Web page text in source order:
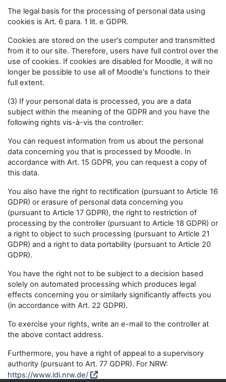
The legal basis for the processing of personal data using
cookies is Art. 6 para. 1 lit. e GDPR.
Cookies are stored on the user's computer and transmitted
from it to our site. Therefore, users have full control over the
use of cookies. If cookies are disabled for Moodle, it will no
longer be possible to use all of Moodle's functions to their
full extent.
(3) If your personal data is processed, you are a data
subject within the meaning of the GDPR and you have the
following rights vis-à-vis the controller:
You can request information from us about the personal
data concerning you that is processed by Moodle. In
accordance with Art. 15 GDPR, you can request a copy of
this data.
You also have the right to rectification (pursuant to Article 16
GDPR) or erasure of personal data concerning you
(pursuant to Article 17 GDPR), the right to restriction of
processing by the controller (pursuant to Article 18 GDPR) or
a right to object to such processing (pursuant to Article 21
GDPR) and a right to data portability (pursuant to Article 20
GDPR).
You have the right not to be subject to a decision based
solely on automated processing which produces legal
effects concerning you or similarly significantly affects you
(in accordance with Art. 22 GDPR).
To exercise your rights, write an e-mail to the controller at
the above contact address.
Furthermore, you have a right of appeal to a supervisory
authority (pursuant to Art. 77 GDPR). For NRW:
https://www.ldi.nrw.de/